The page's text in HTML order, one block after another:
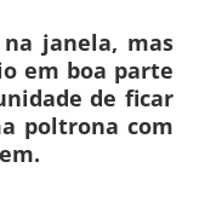
janela, mas
em boa parte
de ficar
poltrona com